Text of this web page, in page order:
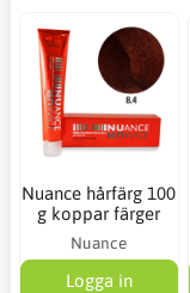
Nuance hårfärg 100
g koppar färger
Nuance
Logga in